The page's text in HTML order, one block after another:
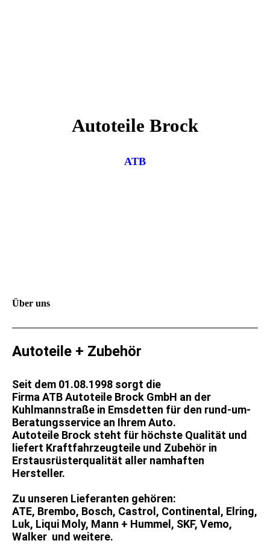
Autoteile Brock
ATB
Über uns
Autoteile + Zubehör
Seit dem 01.08.1998 sorgt die
Firma ATB Autoteile Brock GmbH an der
Kuhlmannstraße in Emsdetten für den rund-um-
Beratungsservice an Ihrem Auto.
Autoteile Brock steht für höchste Qualität und
liefert Kraftfahrzeugteile und Zubehör in
Erstausrüsterqualität aller namhaften
Hersteller.
Zu unseren Lieferanten gehören:
ATE, Brembo, Bosch, Castrol, Continental, Elring,
Luk, Liqui Moly, Mann + Hummel, SKF, Vemo,
Walker und weitere.